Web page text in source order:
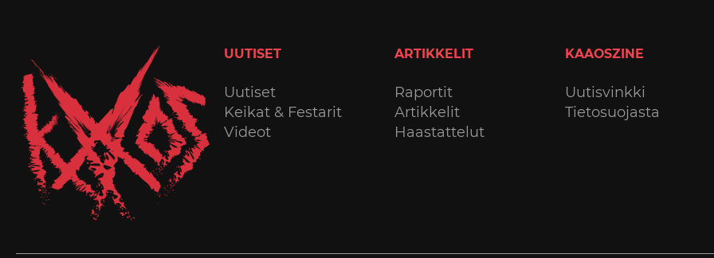
UUTISET
Uutiset
Keikat & Festarit
Videot
ARTIKKELIT
Raportit
Artikkelit
Haastattelut
KAAOSZINE
Uutisvinkki
Tietosuojasta